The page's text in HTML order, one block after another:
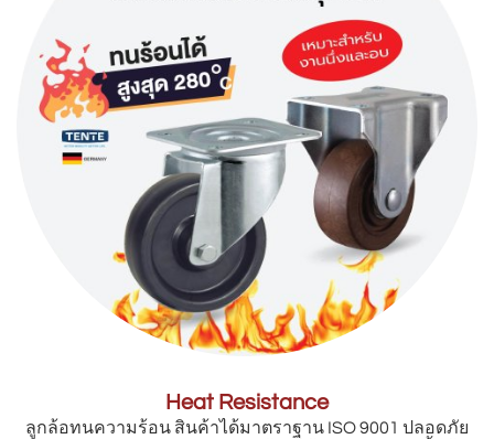
Heat Resistance
ลูกล้อทนความร้อน สินค้าได้มาตราฐาน ISO 9001 ปลอดภัย